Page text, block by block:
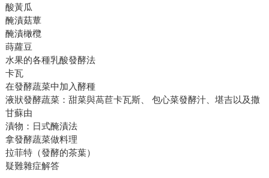
酸黃瓜
醃漬菇蕈
醃漬橄欖
蒔蘿豆
水果的各種乳酸發酵法
卡瓦
在發酵蔬菜中加入酵種
液狀發酵蔬菜：甜菜與萵苣卡瓦斯、 包心菜發酵汁、堪吉以及撒
甘蘇由
漬物：日式醃漬法
拿發酵蔬菜做料理
拉菲特（發酵的茶葉）
疑難雜症解答